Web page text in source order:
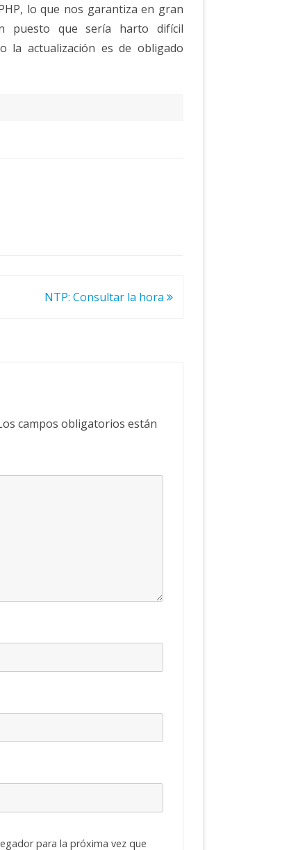
lo que nos garantiza en gran
puesto que sería harto difícil
la actualización es de obligado
NTP: Consultar la hora
campos obligatorios están
para la próxima vez que